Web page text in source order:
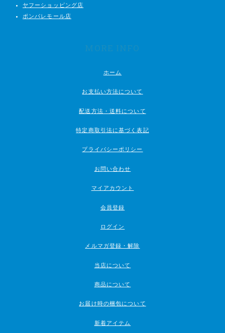
ヤフーショッピング店
ポンパレモール店
MORE INFO
ホーム
お支払い方法について
配送方法・送料について
特定商取引法に基づく表記
プライバシーポリシー
お問い合わせ
マイアカウント
会員登録
ログイン
メルマガ登録・解除
当店について
商品について
お届け時の梱包について
新着アイテム